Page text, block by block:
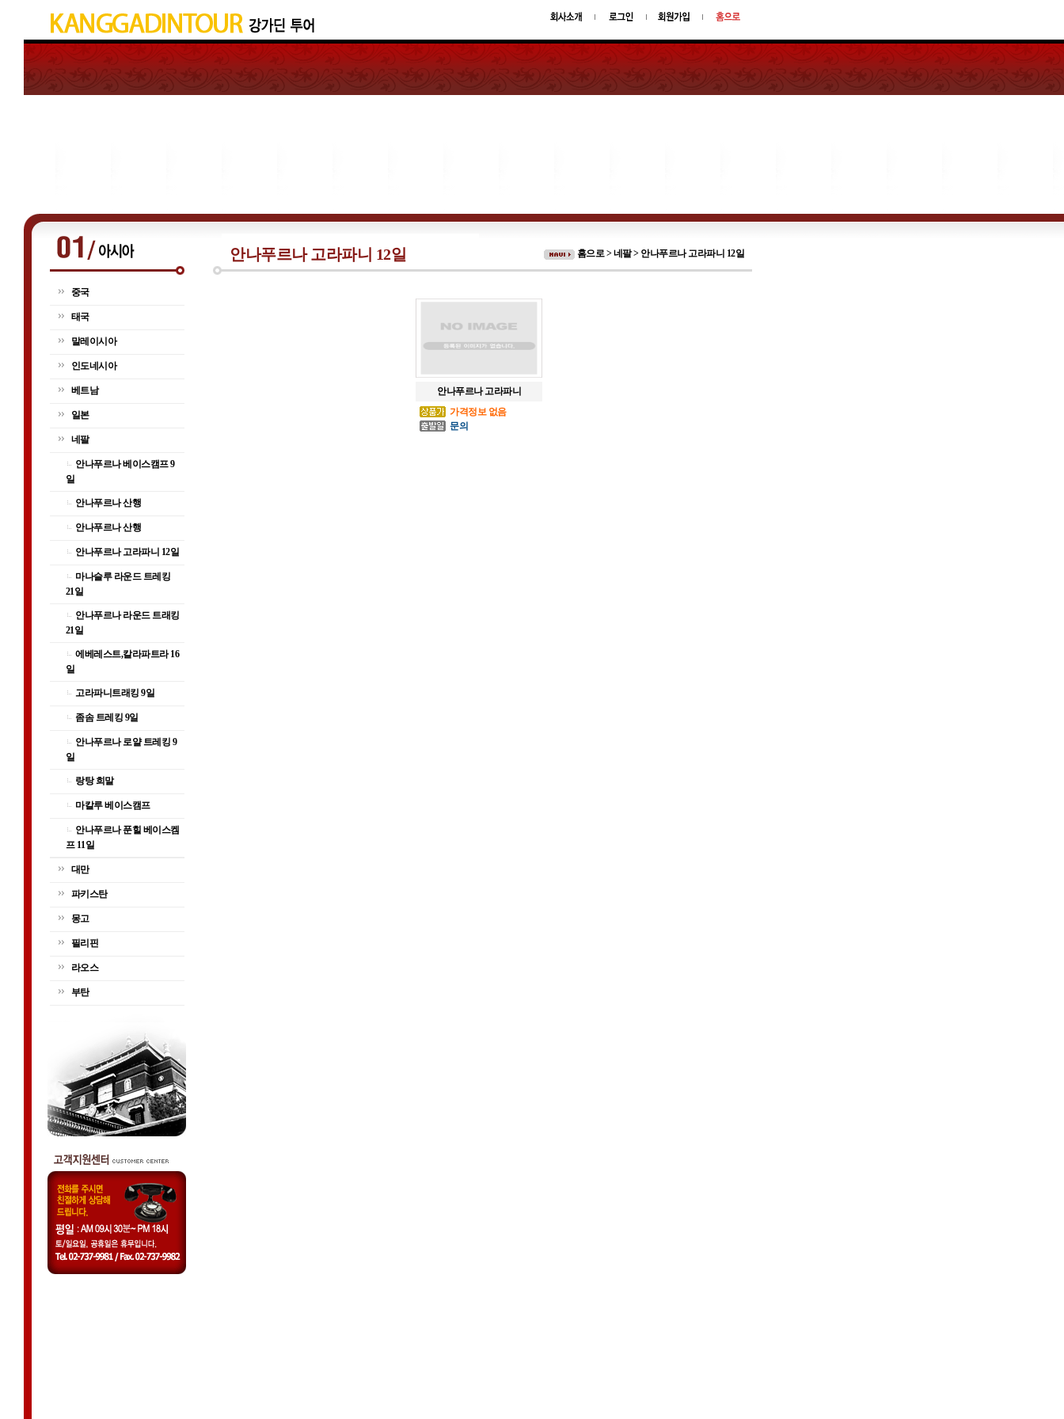
중국
태국
말레이시아
인도네시아
베트남
일본
네팔
안나푸르나 베이스캠프 9
일
안나푸르나 산행
안나푸르나 산행
안나푸르나 고라파니 12일
마나슬루 라운드 트레킹
21일
안나푸르나 라운드 트래킹
21일
에베레스트,칼라파트라 16
일
고라파니트래킹 9일
좀솜 트레킹 9일
안나푸르나 로얄 트레킹 9
일
랑탕 희말
마칼루 베이스캠프
안나푸르나 푼힐 베이스켐
프 11일
대만
파키스탄
몽고
필리핀
라오스
부탄
안나푸르나 고라파니 12일 홈으로 > 네팔 > 안나푸르나 고라파니 12일
안나푸르나 고라파니
가격정보 없음
문의